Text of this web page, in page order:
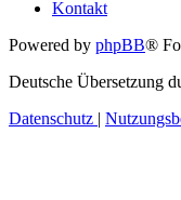
Kontakt
Powered by phpBB®
Deutsche Übersetzung
Datenschutz |